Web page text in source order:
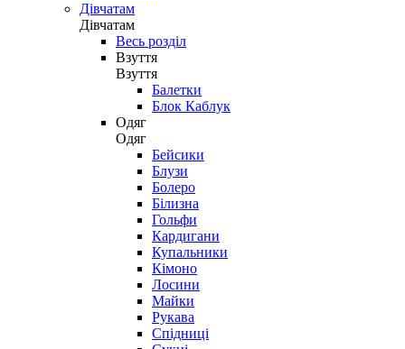
Дівчатам
Дівчатам
Весь розділ
Взуття
Взуття
Балетки
Блок Каблук
Одяг
Одяг
Бейсики
Блузи
Болеро
Білизна
Гольфи
Кардигани
Купальники
Кімоно
Лосини
Майки
Рукава
Спідниці